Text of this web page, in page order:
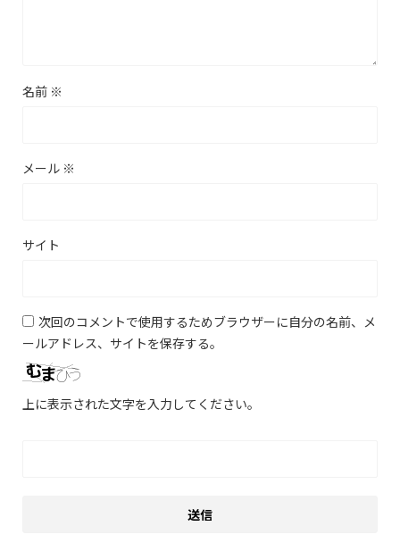
名前 ※
メール ※
サイト
次回のコメントで使用するためブラウザーに自分の名前、メ
ールアドレス、サイトを保存する。
上に表示された文字を入力してください。